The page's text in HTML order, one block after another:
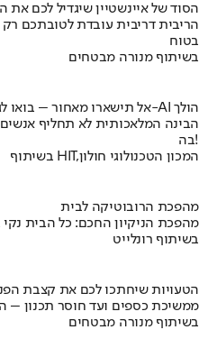
הסוד של איינשטיין שיגדיל לכם את
הריבית דריבית עובדת לטובתכם
בטוח
בשיתוף מנורה מבטחים
אל תישארו מאחור – בואו לגלות לאן ה-AI הולך
הבינה המלאכותית לא תחליף
בה!
בשיתוף HIT,המכון הטכנולוגי חולון
מהפכת הרובוטיקה לבית
מהפכת הניקיון החכם: כל הבית
בשיתוף רונלייט
הטעויות שיחתכו לכם את קצבת
ממשיכת כספים ועד חוסר תכנון –
בשיתוף מנורה מבטחים